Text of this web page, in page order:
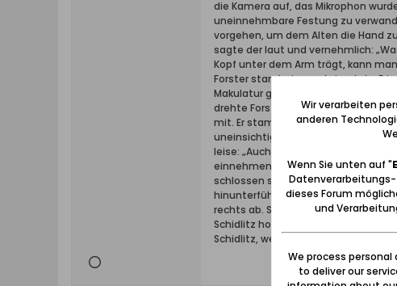
die Kamera auf, das Mikrophon
uneinnehmbare Festung zu
vorgehen, um dem Alten die Hand
sagte der laut und vernehmlich:
Kopf unter dem Arm trägt, kann
Forster stand wie versteinert da.
Makulatur geworden. Ein greller
drehte Forster sich um, wortlos
mit. Er stampfte mit geheimem
uneinsichtig und rachsüchtig
leise: „Auch euch haben sie auf
einnehmen.“ Sofort warfen sich die
schlossen sich ihnen an. Die
hinunterführte, blieben sie stehen.
rechts ab. Sie verteilten sich im
Schidlitz hopsten und rutschten
Schidlitz, werden sie die
Wir verarbeiten
anderen
Wenn Sie unten auf "
Datenverarbeitungs-
dieses Forum
und
We process
to deliver our